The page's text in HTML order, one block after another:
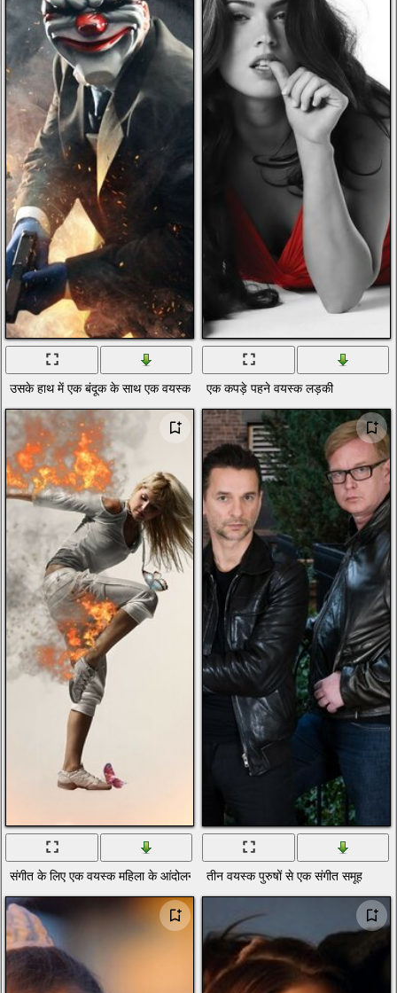
उसके हाथ में एक बंदूक के साथ एक वयस्क और एक जोकर मुखौटा पहने हुए
एक कपड़े पहने वयस्क लड़की
संगीत के लिए एक वयस्क महिला के आंदोलन तीन वयस्क पुरुषों से एक संगीत समूह